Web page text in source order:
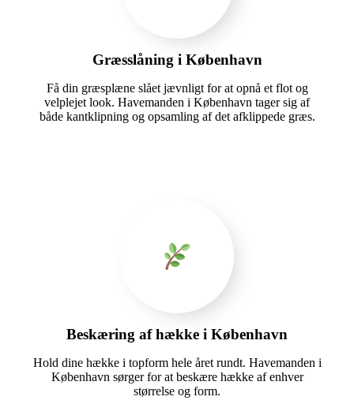
Græsslåning i København
Få din græsplæne slået jævnligt for at opnå et flot og
velplejet look. Havemanden i København tager sig af
både kantklipning og opsamling af det afklippede græs.
Beskæring af hække i København
Hold dine hække i topform hele året rundt. Havemanden i
København sørger for at beskære hække af enhver
størrelse og form.